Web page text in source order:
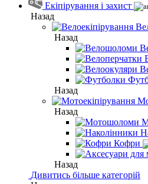
Екіпірування і захист
Назад
Назад
Назад
Назад
Кофри
Назад
Дивитись більше категорій